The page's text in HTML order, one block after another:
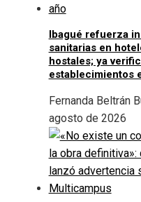
Ibagué refuerza
sanitarias en
hostales; ya
establecimientos
Fernanda Beltrán
agosto de 2026